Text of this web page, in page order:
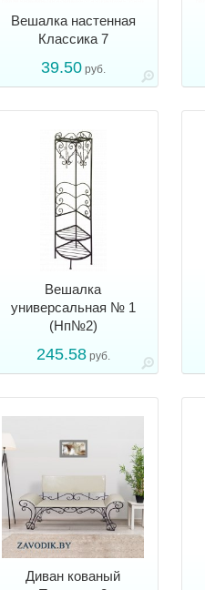
Вешалка настенная
Классика 7
39.50руб.
Вешалка
универсальная № 1
(Нп№2)
245.58руб.
Диван кованый